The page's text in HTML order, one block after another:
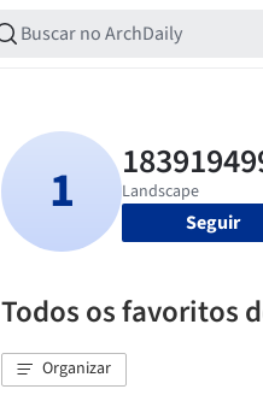
Seguir
Todos os favoritos
Organizar